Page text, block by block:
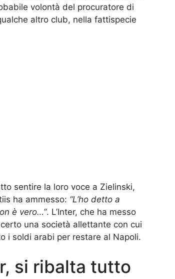
volontà del procuratore di
altro club, nella fattispecie
sentire la loro voce a Zielinski,
ha ammesso: “L’ho detto a
è vero…”. L’Inter, che ha messo
una società allettante con cui
i soldi arabi per restare al Napoli.
si ribalta tutto